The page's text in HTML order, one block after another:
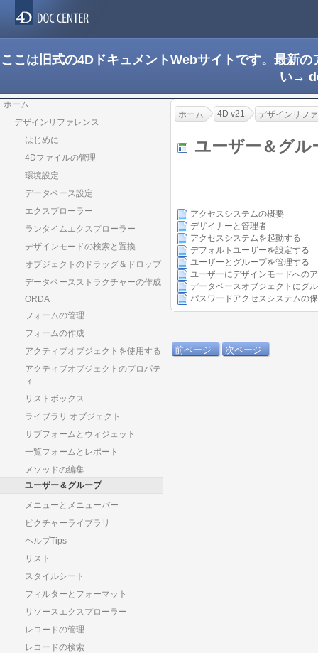
ここは旧式の4DドキュメントWebサイトです。最新
い→
ホーム
デザインリファレンス
はじめに
4Dファイルの管理
環境設定
データベース設定
エクスプローラー
ランタイムエクスプローラー
デザインモードの検索と置換
オブジェクトのドラッグ＆ドロップ
データベースストラクチャーの作成
ORDA
フォームの管理
フォームの作成
アクティブオブジェクトを使用する
アクティブオブジェクトのプロパテ
ィ
リストボックス
ライブラリ オブジェクト
サブフォームとウィジェット
一覧フォームとレポート
メソッドの編集
ユーザー＆グループ
メニューとメニューバー
ピクチャーライブラリ
ヘルプTips
リスト
スタイルシート
フィルターとフォーマット
リソースエクスプローラー
レコードの管理
レコードの検索
ホーム 4D v21 デザインリフ
ユーザー＆グ
アクセスシステムの概要
デザイナーと管理者
アクセスシステムを起動する
デフォルトユーザーを設定する
ユーザーとグループを管理する
ユーザーにデザインモードへの
データベースオブジェクトにグ
パスワードアクセスシステムの
前ページ 次ページ